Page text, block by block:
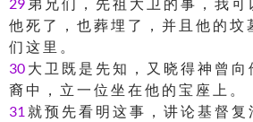
他 死 了 ， 也 葬 埋 了 ， 并 且 他 的 坟
们 这 里 。
30 大 卫 既 是 先 知 ， 又 晓 得 神 曾 向
裔 中 ， 立 一 位 坐 在 他 的 宝 座 上 。
31 就 预 先 看 明 这 事 ， 讲 论 基 督 复